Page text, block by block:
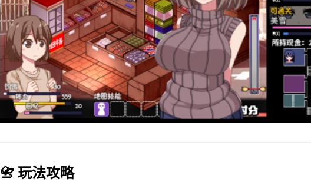
📇 玩法攻略